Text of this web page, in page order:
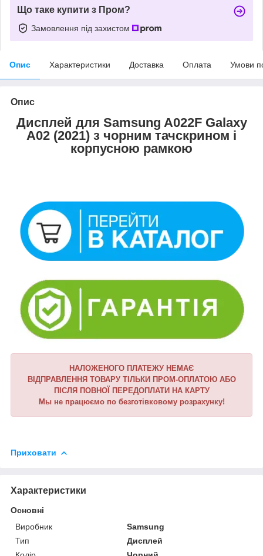
Що таке купити з Пром?
Замовлення під захистом
Опис Характеристики Доставка Оплата Умови
Опис
Дисплей для Samsung A022F Galaxy
A02 (2021) з чорним тачскрином і
корпусною рамкою
НАЛОЖЕНОГО ПЛАТЕЖУ НЕМАЄ
ВІДПРАВЛЕННЯ ТОВАРУ ТІЛЬКИ ПРОМ-ОПЛАТОЮ АБО
ПІСЛЯ ПОВНОЇ ПЕРЕДОПЛАТИ НА КАРТУ
Мы не працюємо по безготівковому розрахунку!
Приховати
Характеристики
Основні
Виробник
Samsung
Тип
Дисплей